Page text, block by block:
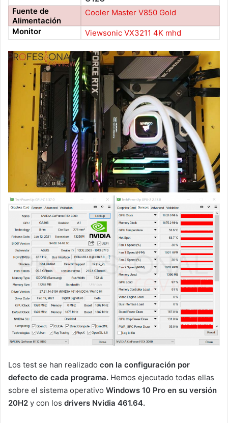
Fuente de
Alimentación
Cooler Master V850 Gold
Monitor
Viewsonic VX3211 4K mhd
Los test se han realizado con la configuración por
defecto de cada programa. Hemos ejecutado todas ellas
sobre el sistema operativo Windows 10 Pro en su versión
20H2 y con los drivers Nvidia 461.64.